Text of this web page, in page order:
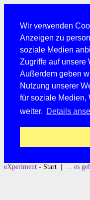
Wir verwenden
Anzeigen zu
soziale Medien
Zugriffe auf unsere
Außerdem geben
Nutzung unserer
für soziale Medien,
weiter. Details
eXperiment - Start | ... es